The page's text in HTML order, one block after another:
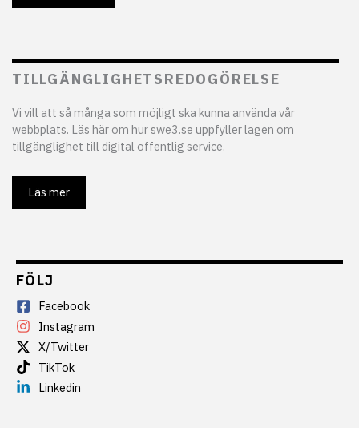
TILLGÄNGLIGHETSREDOGÖRELSE
Vi vill att så många som möjligt ska kunna använda vår
webbplats. Läs här om hur swe3.se uppfyller lagen om
tillgänglighet till digital offentlig service.
Läs mer
FÖLJ
Facebook
Instagram
X/Twitter
TikTok
Linkedin